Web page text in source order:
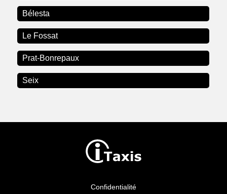
Bélesta
Le Fossat
Prat-Bonrepaux
Seix
Confidentialité